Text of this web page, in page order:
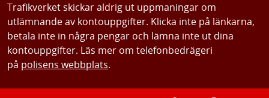
Trafikverket skickar aldrig ut uppmaningar om
utlämnande av kontouppgifter. Klicka inte på länkarna,
betala inte in några pengar och lämna inte ut dina
kontouppgifter. Läs mer om telefonbedrägeri
på polisens webbplats.